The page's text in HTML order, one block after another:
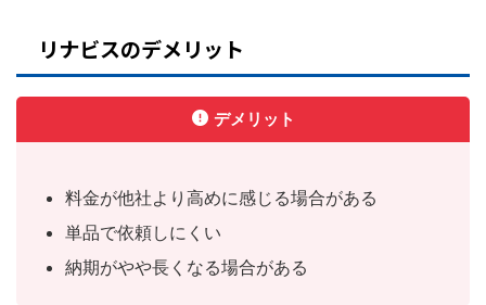
リナビスのデメリット
デメリット
料金が他社より高めに感じる場合がある
単品で依頼しにくい
納期がやや長くなる場合がある